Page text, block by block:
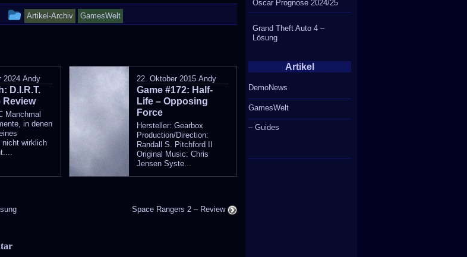
This
in
Artikel-Archiv GamesWelt
2024 Andy
D.I.R.T.
Review
Manchmal
in denen
nicht wirklich
22. Oktober 2015 Andy
Game #172: Half-
Life – Opposing
Force
Hersteller: Gearbox
Production/Direction:
Randall S. Pitchford II
Original Music: Chris
Jensen Syste...
Space Rangers 2 – Review
Oscar Prognose 2024/25
Grand Theft Auto 4 –
Lösung
Artikel
DemoNews
GamesWelt
– Guides